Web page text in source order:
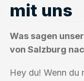
mit uns
Was sagen
von Salzburg
Hey du! Wenn du